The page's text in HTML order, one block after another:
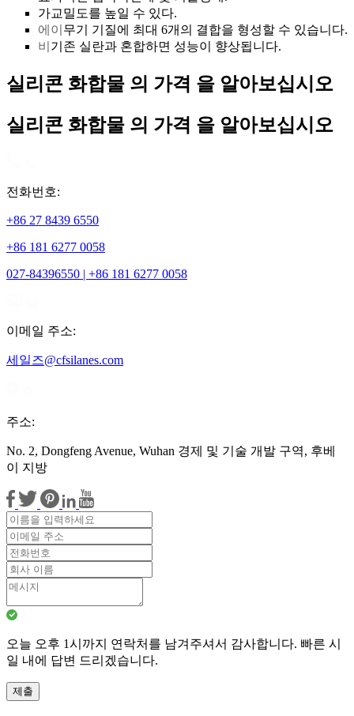
가교밀도를 높일 수 있다.
에이 무기 기질에 최대 6개의 결합을 형성할 수 있습니다.
비 기존 실란과 혼합하면 성능이 향상됩니다.
실리콘 화합물 의 가격 을 알아보십시오
실리콘 화합물 의 가격 을 알아보십시오
전화번호:
+86 27 8439 6550
+86 181 6277 0058
027-84396550 | +86 181 6277 0058
이메일 주소:
세일즈@cfsilanes.com
주소:
No. 2, Dongfeng Avenue, Wuhan 경제 및 기술 개발 구역, 후베
이 지방
오늘 오후 1시까지 연락처를 남겨주셔서 감사합니다. 빠른 시
일 내에 답변 드리겠습니다.
제출